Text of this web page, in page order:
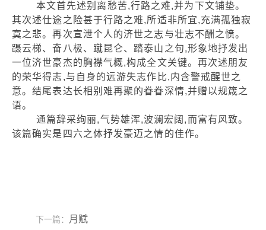
本文首先述别离愁苦,行路之难,并为下文铺垫。
其次述仕途之险甚于行路之难,所适非所宜,充满孤独寂
寞之悲。再次宣泄个人的济世之志与壮志不酬之愤。
蹑云梯、奋八极、蹴昆仑、踏泰山之句,形象地抒发出
一位济世豪杰的胸襟气概,构成全文关键。再次述朋友
的荣华得志,与自身的远游失志作比,内含警戒醒世之
意。结尾表达长相别难再聚的眷眷深情,并赠以规箴之
语。
通篇辞采绚丽,气势雄浑,波澜宏阔,而富有风致。
该篇确实是四六之体抒发豪迈之情的佳作。
下一篇： 月赋